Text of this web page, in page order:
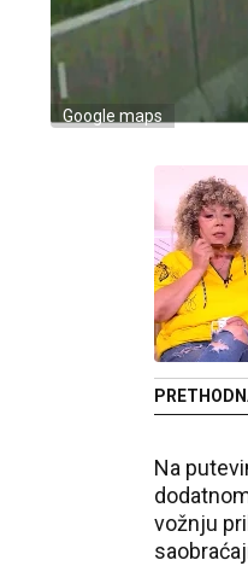
Google maps
Na
vožnju